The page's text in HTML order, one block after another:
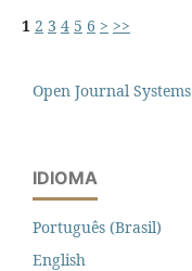
1 2 3 4 5 6 > >>
Open Journal Systems
IDIOMA
Português (Brasil)
English